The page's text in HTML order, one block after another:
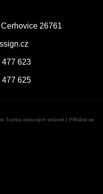
26761
477 623
477 625
Tvorba webových stránek | Přihlásit se